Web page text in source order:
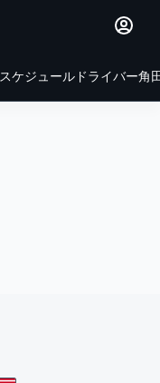
スケジュール ドライバー角